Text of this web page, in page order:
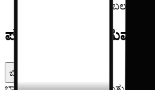
ಉಚಿತ ಟ್ರಯಲ್ ಬೆಂಬಲ
ಪದೇ ಪದೇ ಕೇಳಲಾಗುವ
ಬಿಲ್ಲಿಂಗ್ ಎಷ್ಟು ವೇಗವಾಗಿದೆ?